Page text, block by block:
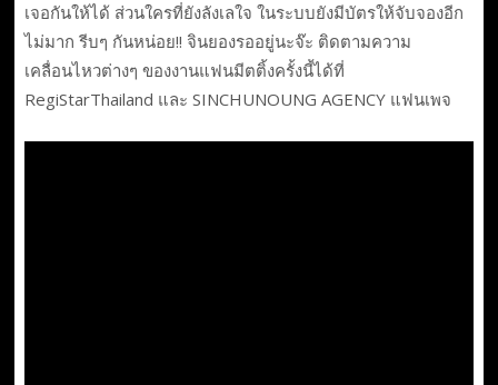
เจอกันให้ได้ ส่วนใครที่ยังลังเลใจ ในระบบยังมีบัตรให้จับจองอีก
ไม่มาก รีบๆ กันหน่อย!! จินยองรออยู่นะจ๊ะ ติดตามความ
เคลื่อนไหวต่างๆ ของงานแฟนมีตติ้งครั้งนี้ได้ที่
RegiStarThailand และ SINCHUNOUNG AGENCY แฟนเพจ